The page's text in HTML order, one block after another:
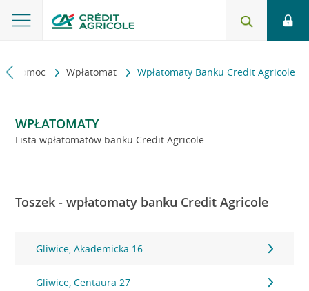
i pomoc Wpłatomat Wpłatomaty Banku Credit Agricole
WPŁATOMATY
Lista wpłatomatów banku Credit Agricole
Toszek - wpłatomaty banku Credit Agricole
Gliwice, Akademicka 16
Gliwice, Centaura 27